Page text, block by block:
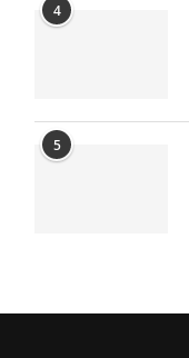
4
5